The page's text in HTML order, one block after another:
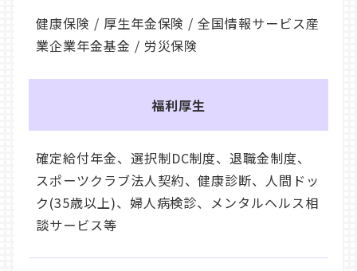
健康保険 / 厚生年金保険 / 全国情報サービス産
業企業年金基金 / 労災保険
福利厚生
確定給付年金、選択制DC制度、退職金制度、
スポーツクラブ法人契約、健康診断、人間ドッ
ク(35歳以上)、婦人病検診、メンタルヘルス相
談サービス等